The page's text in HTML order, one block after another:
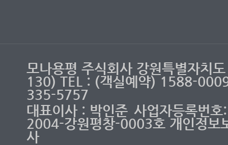
모나용평 주식회사 강원특별자치
130) TEL : (객실예약) 1588-
335-5757
대표이사 : 박인준 사업자등록번
2004-강원평창-0003호 개인정보
사